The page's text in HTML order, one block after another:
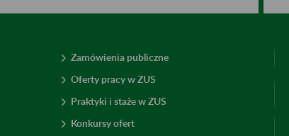
Zamówienia publiczne
Oferty pracy w ZUS
Praktyki i staże w ZUS
Konkursy ofert